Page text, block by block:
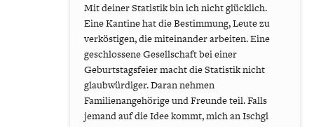
Mit deiner Statistik bin ich nicht glücklich.
Eine Kantine hat die Bestimmung, Leute zu
verköstigen, die miteinander arbeiten. Eine
geschlossene Gesellschaft bei einer
Geburtstagsfeier macht die Statistik nicht
glaubwürdiger. Daran nehmen
Familienangehörige und Freunde teil. Falls
jemand auf die Idee kommt, mich an Ischgl